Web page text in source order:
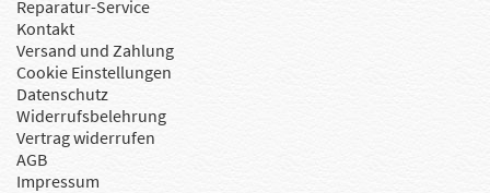
Reparatur-Service
Kontakt
Versand und Zahlung
Cookie Einstellungen
Datenschutz
Widerrufsbelehrung
Vertrag widerrufen
AGB
Impressum